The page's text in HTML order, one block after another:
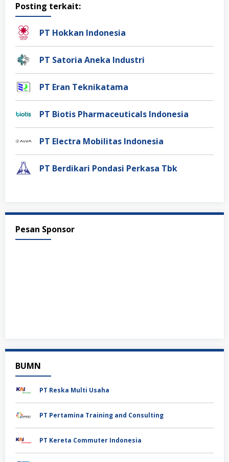
Posting terkait:
PT Hokkan Indonesia
PT Satoria Aneka Industri
PT Eran Teknikatama
PT Biotis Pharmaceuticals Indonesia
PT Electra Mobilitas Indonesia
PT Berdikari Pondasi Perkasa Tbk
Pesan Sponsor
BUMN
PT Reska Multi Usaha
PT Pertamina Training and Consulting
PT Kereta Commuter Indonesia